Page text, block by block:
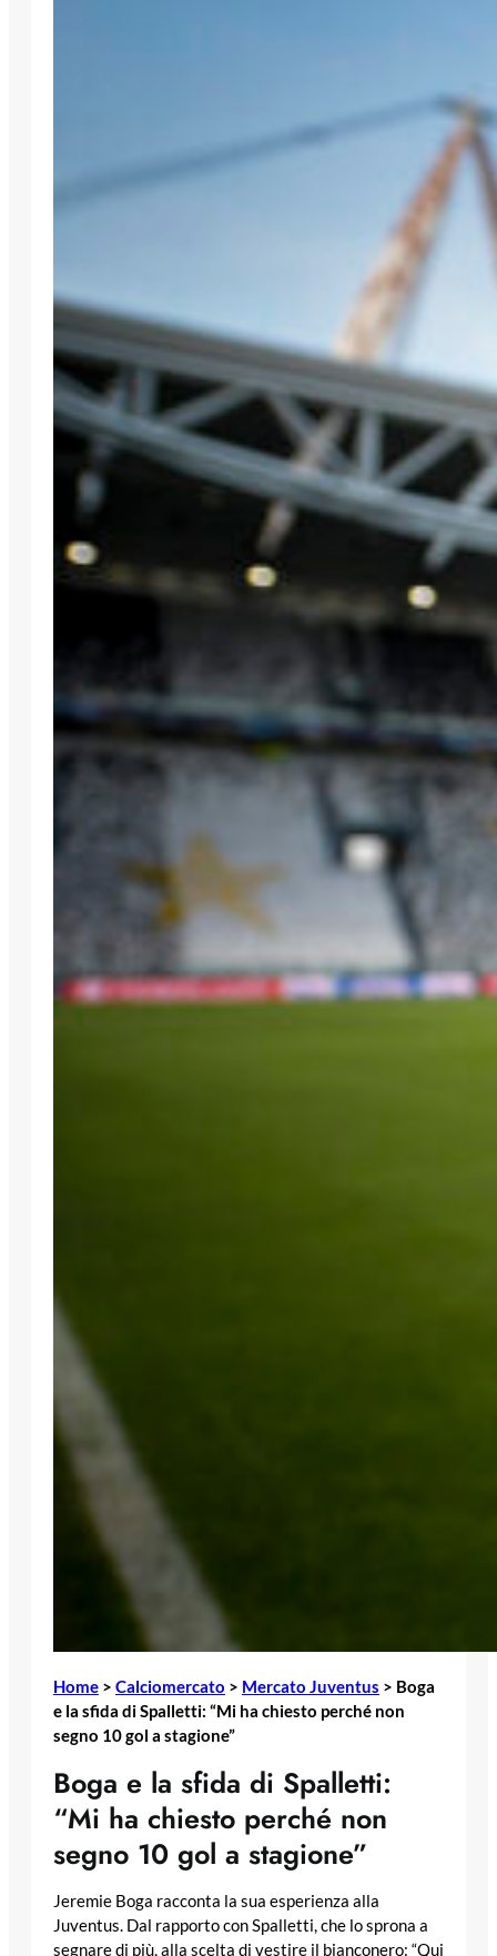
Home > Calciomercato > Mercato Juventus > Boga
e la sfida di Spalletti: “Mi ha chiesto perché non
segno 10 gol a stagione”
Boga e la sfida di Spalletti:
“Mi ha chiesto perché non
segno 10 gol a stagione”
Jeremie Boga racconta la sua esperienza alla
Juventus. Dal rapporto con Spalletti, che lo sprona a
segnare di più, alla scelta di vestire il bianconero: “Qui